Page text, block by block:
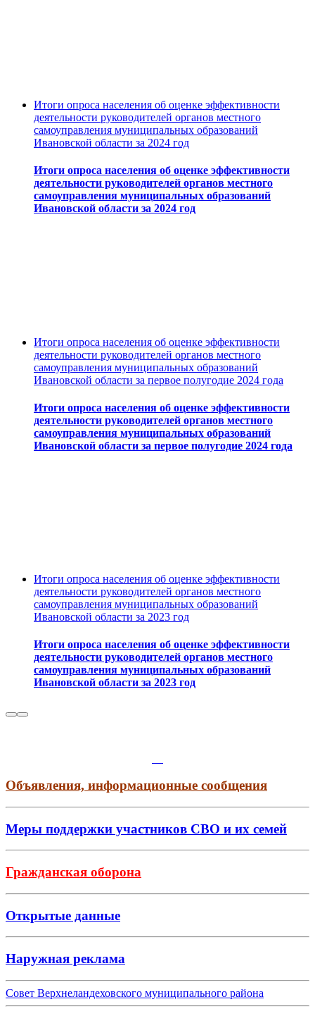
Итоги опроса населения об оценке эффективности
деятельности руководителей органов местного
самоуправления муниципальных образований
Ивановской области за 2024 год
Итоги опроса населения об оценке эффективности
деятельности руководителей органов местного
самоуправления муниципальных образований
Ивановской области за 2024 год
Итоги опроса населения об оценке эффективности
деятельности руководителей органов местного
самоуправления муниципальных образований
Ивановской области за первое полугодие 2024 года
Итоги опроса населения об оценке эффективности
деятельности руководителей органов местного
самоуправления муниципальных образований
Ивановской области за первое полугодие 2024 года
Итоги опроса населения об оценке эффективности
деятельности руководителей органов местного
самоуправления муниципальных образований
Ивановской области за 2023 год
Итоги опроса населения об оценке эффективности
деятельности руководителей органов местного
самоуправления муниципальных образований
Ивановской области за 2023 год
Объявления, информационные сообщения
Меры поддержки участников СВО и их семей
Гражданская оборона
Открытые данные
Наружная реклама
Совет Верхнеландеховского муниципального района